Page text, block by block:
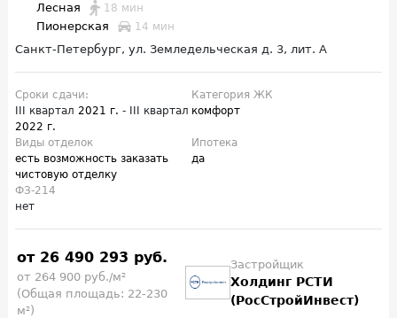
Лесная 18 мин
Пионерская 14 мин
Санкт-Петербург, ул. Земледельческая д. 3, лит. А
Сроки сдачи:
III квартал 2021 г. - III квартал
2022 г.
Категория ЖК
комфорт
Виды отделок
есть возможность заказать
чистовую отделку
Ипотека
да
ФЗ-214
нет
от 26 490 293 руб.
от 264 900 руб./м²
(Общая площадь: 22-230
м²)
Застройщик
Холдинг РСТИ
(РосСтройИнвест)